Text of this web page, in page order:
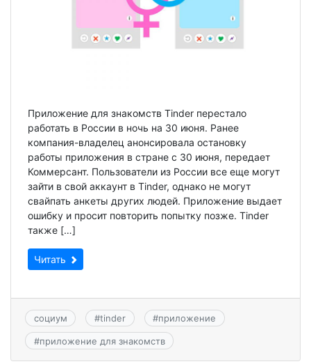
Приложение для знакомств Tinder перестало
работать в России в ночь на 30 июня. Ранее
компания-владелец анонсировала остановку
работы приложения в стране с 30 июня, передает
Коммерсант. Пользователи из России все еще могут
зайти в свой аккаунт в Tinder, однако не могут
свайпать анкеты других людей. Приложение выдает
ошибку и просит повторить попытку позже. Tinder
также […]
Читать
социум #tinder #приложение
#приложение для знакомств